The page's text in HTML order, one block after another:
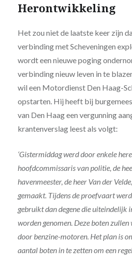
Herontwikkeling
Het zou niet de laatste keer zijn
verbinding met Scheveningen
wordt een nieuwe poging
verbinding nieuw leven in te
wil een Motordienst Den Haag-
opstarten. Hij heeft bij
van Den Haag een vergunning
krantenverslag leest als volgt:
‘Gistermiddag werd door enkele
hoofdcommissaris van politie, de
havenmeester, de heer Van der
gemaakt. Tijdens de proefvaart
gebruikt dan degene die uiteindelijk
worden genomen. Deze boten
door benzine-motoren. Het plan is
aantal boten in te zetten om een